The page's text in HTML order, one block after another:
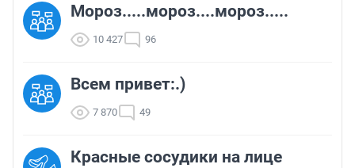
Мороз.....мороз....мороз.....
10 427 96
Всем привет:.)
7 870 49
Красные сосудики на лице